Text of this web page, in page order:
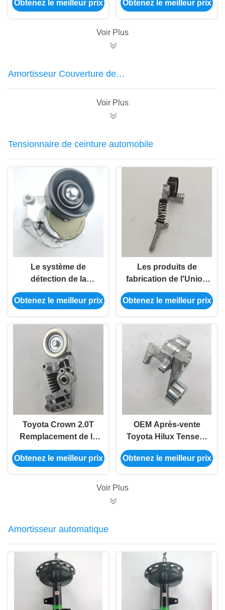
de la valeur de
Obtenez le meilleur prix
90919-02281
Obtenez le meilleur prix
Voir Plus
Amortisseur Couverture de
poussière
Voir Plus
Tensionnaire de ceinture automobile
Le système de
détection de la
pollution
atmosphérique doit
détermination de la
pollution
atmosphérique.
Obtenez le meilleur prix
Les produits de
fabrication de l'Union
européenne doivent
être présentés dans le
Obtenez le meilleur prix
Toyota Crown 2.0T
Remplacement de la
tension de la ceinture
auxiliaire automobile
Obtenez le meilleur prix
OEM Après-vente
Toyota Hilux Tenseur
de ceinture
automobile 16620-
Obtenez le meilleur prix
Voir Plus
Amortisseur automatique